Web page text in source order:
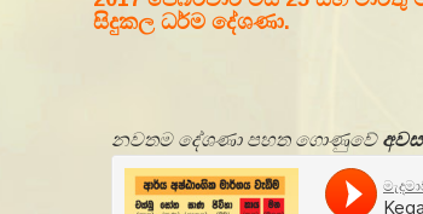
සිදුකල ධර්ම දේශණා.
නවතම දේශණා පහත ගොණුවේ